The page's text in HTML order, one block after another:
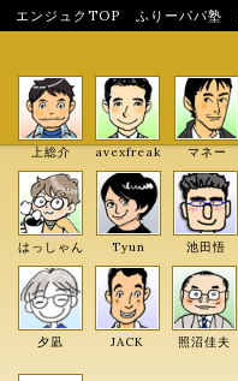
エンジュクTOP ふりーパパ塾
上総介 avexfreak マネー
はっしゃん Tyun 池田悟
夕凪 JACK 照沼佳夫